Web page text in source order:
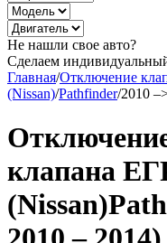
Не нашли свое авто?
Сделаем
Главная/Отключение
(Nissan)/Pathfinder/2010
клапана